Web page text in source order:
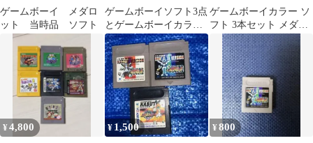
ゲームボーイ メダロ
ット 当時品 ソフト
ゲームボーイソフト3点
とゲームボーイカラー
専用1点☆全てジャンク
品
ゲームボーイカラー ソ
フト 3本セット メダロ
ット 遊戯王
¥4,800 ¥ 1,500 ¥800